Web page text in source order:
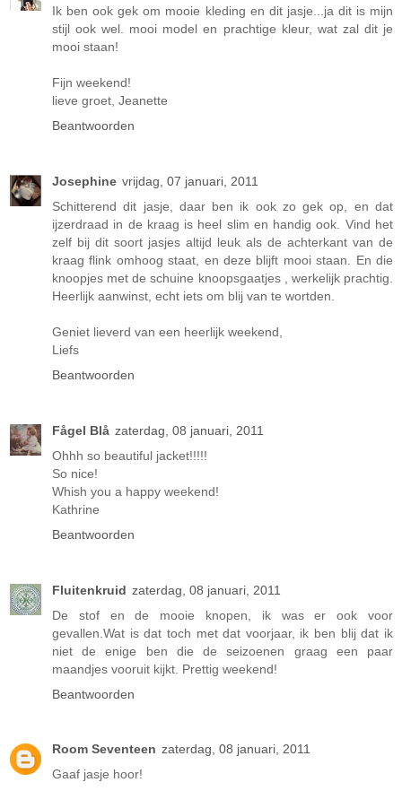
Ik ben ook gek om mooie kleding en dit jasje...ja dit is mijn
stijl ook wel. mooi model en prachtige kleur, wat zal dit je
mooi staan!
Fijn weekend!
lieve groet, Jeanette
Beantwoorden
Josephine vrijdag, 07 januari, 2011
Schitterend dit jasje, daar ben ik ook zo gek op, en dat
ijzerdraad in de kraag is heel slim en handig ook. Vind het
zelf bij dit soort jasjes altijd leuk als de achterkant van de
kraag flink omhoog staat, en deze blijft mooi staan. En die
knoopjes met de schuine knoopsgaatjes , werkelijk prachtig.
Heerlijk aanwinst, echt iets om blij van te wortden.
Geniet lieverd van een heerlijk weekend,
Liefs
Beantwoorden
Fågel Blå zaterdag, 08 januari, 2011
Ohhh so beautiful jacket!!!!!
So nice!
Whish you a happy weekend!
Kathrine
Beantwoorden
Fluitenkruid zaterdag, 08 januari, 2011
De stof en de mooie knopen, ik was er ook voor
gevallen.Wat is dat toch met dat voorjaar, ik ben blij dat ik
niet de enige ben die de seizoenen graag een paar
maandjes vooruit kijkt. Prettig weekend!
Beantwoorden
Room Seventeen zaterdag, 08 januari, 2011
Gaaf jasje hoor!